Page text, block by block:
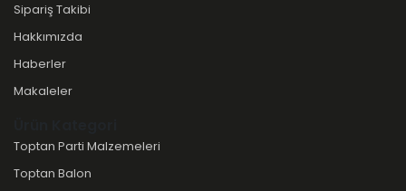
Sipariş Takibi
Hakkımızda
Haberler
Makaleler
Toptan Parti Malzemeleri
Toptan Balon